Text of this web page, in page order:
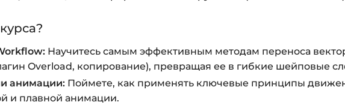
Научитесь самым эффективным методам переноса
Overload, копирование), превращая ее в гибкие шейповые
анимации: Поймете, как применять ключевые принципы
и плавной анимации.